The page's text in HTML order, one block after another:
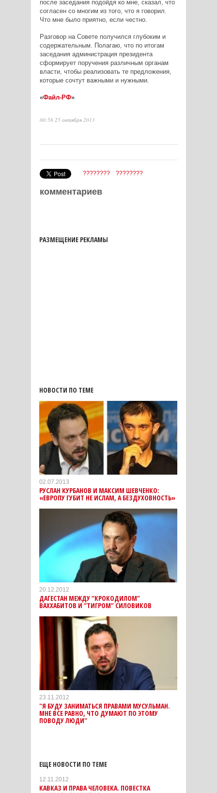
после заседания подойдя ко мне, сказал, что
согласен со многим из того, что я говорил.
Что мне было приятно, если честно.
Разговор на Совете получился глубоким и
содержательным. Полагаю, что по итогам
заседания администрация президента
сформирует поручения различным органам
власти, чтобы реализовать те предложения,
которые сочтут важными и нужными.
«Файл-РФ»
00:58 25 октября 2013
???????? ????????
комментариев
РАЗМЕЩЕНИЕ РЕКЛАМЫ
НОВОСТИ ПО ТЕМЕ
02.07.2013
РУСЛАН КУРБАНОВ И МАКСИМ ШЕВЧЕНКО:
«ЕВРОПУ ГУБИТ НЕ ИСЛАМ, А БЕЗДУХОВНОСТЬ»
20.12.2012
ДАГЕСТАН МЕЖДУ “КРОКОДИЛОМ”
ВАХХАБИТОВ И “ТИГРОМ” СИЛОВИКОВ
23.11.2012
"Я БУДУ ЗАНИМАТЬСЯ ПРАВАМИ МУСУЛЬМАН.
МНЕ ВСЕ РАВНО, ЧТО ДУМАЮТ ПО ЭТОМУ
ПОВОДУ ЛЮДИ"
ЕЩЕ НОВОСТИ ПО ТЕМЕ
12.11.2012
КАВКАЗ И ПРАВА ЧЕЛОВЕКА. ПОВЕСТКА